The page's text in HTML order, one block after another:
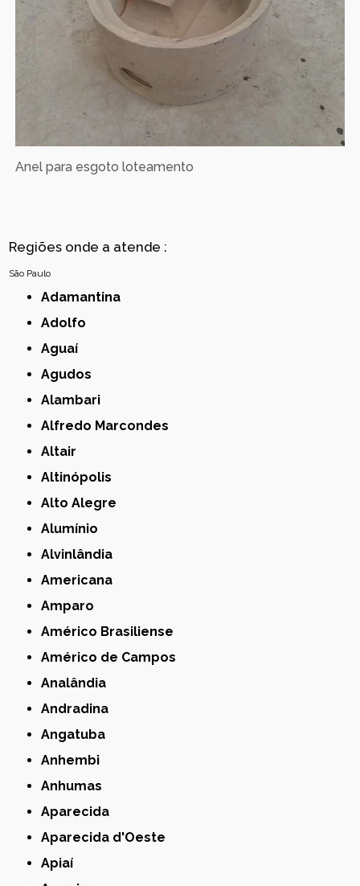
Anel para esgoto loteamento
Regiões onde a atende :
São Paulo
Adamantina
Adolfo
Aguaí
Agudos
Alambari
Alfredo Marcondes
Altair
Altinópolis
Alto Alegre
Alumínio
Alvinlândia
Americana
Amparo
Américo Brasiliense
Américo de Campos
Analândia
Andradina
Angatuba
Anhembi
Anhumas
Aparecida
Aparecida d'Oeste
Apiaí